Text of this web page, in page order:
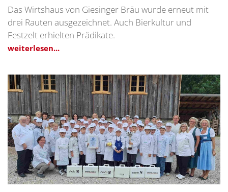
Das Wirtshaus von Giesinger Bräu wurde erneut mit
drei Rauten ausgezeichnet. Auch Bierkultur und
Festzelt erhielten Prädikate.
weiterlesen...